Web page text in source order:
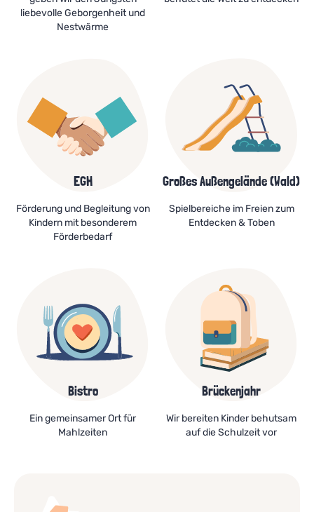
liebevolle Geborgenheit und
Nestwärme
EGH
Förderung und Begleitung von
Kindern mit besonderem
Förderbedarf
Großes Außengelände (Wald)
Spielbereiche im Freien zum
Entdecken & Toben
Bistro
Ein gemeinsamer Ort für
Mahlzeiten
Brückenjahr
Wir bereiten Kinder behutsam
auf die Schulzeit vor